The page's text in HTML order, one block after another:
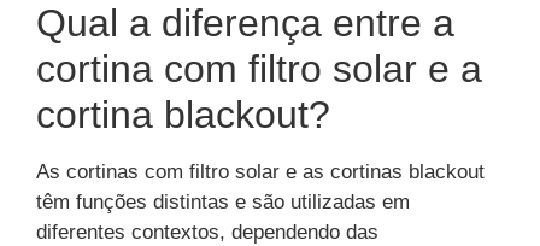
Qual a diferença entre a
cortina com filtro solar e a
cortina blackout?
As cortinas com filtro solar e as cortinas blackout
têm funções distintas e são utilizadas em
diferentes contextos, dependendo das